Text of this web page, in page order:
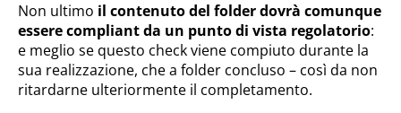
Non ultimo il contenuto del folder dovrà comunque
essere compliant da un punto di vista regolatorio:
e meglio se questo check viene compiuto durante la
sua realizzazione, che a folder concluso – così da non
ritardarne ulteriormente il completamento.